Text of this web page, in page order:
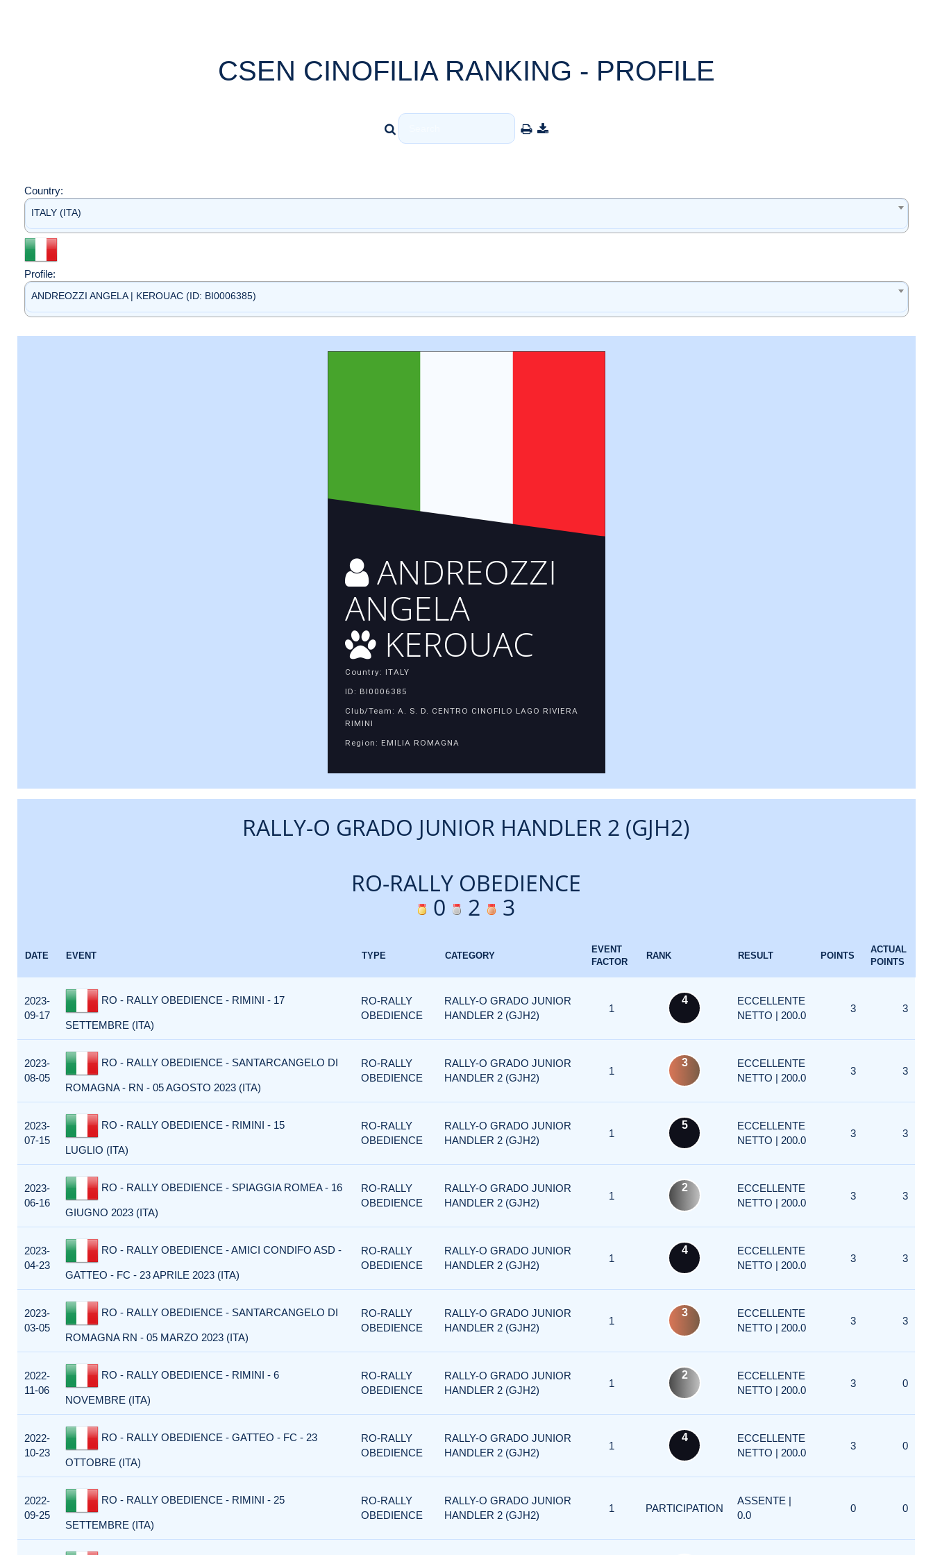
CSEN CINOFILIA RANKING - PROFILE
Country:
ITALY (ITA)
Profile:
ANDREOZZI ANGELA | KEROUAC (ID: BI0006385)
ANDREOZZI
ANGELA
KEROUAC
Country: ITALY
ID: BI0006385
Club/Team: A. S. D. CENTRO CINOFILO LAGO RIVIERA
RIMINI
Region: EMILIA ROMAGNA
RALLY-O GRADO JUNIOR HANDLER 2 (GJH2)
RO-RALLY OBEDIENCE
0
2 3
DATE EVENT TYPE CATEGORY
EVENT
FACTOR
RANK RESULT POINTS
ACTUAL
POINTS
2023-
09-17
RO - RALLY OBEDIENCE - RIMINI - 17
SETTEMBRE (ITA)
RO-RALLY
OBEDIENCE
RALLY-O GRADO JUNIOR
HANDLER 2 (GJH2)
1
4
ECCELLENTE
NETTO | 200.0
3 3
2023-
08-05
RO - RALLY OBEDIENCE - SANTARCANGELO DI
ROMAGNA - RN - 05 AGOSTO 2023 (ITA)
RO-RALLY
OBEDIENCE
RALLY-O GRADO JUNIOR
HANDLER 2 (GJH2)
1
3
ECCELLENTE
NETTO | 200.0
3 3
2023-
07-15
RO - RALLY OBEDIENCE - RIMINI - 15
LUGLIO (ITA)
RO-RALLY
OBEDIENCE
RALLY-O GRADO JUNIOR
HANDLER 2 (GJH2)
1
5
ECCELLENTE
NETTO | 200.0
3 3
2023-
06-16
RO - RALLY OBEDIENCE - SPIAGGIA ROMEA - 16
GIUGNO 2023 (ITA)
RO-RALLY
OBEDIENCE
RALLY-O GRADO JUNIOR
HANDLER 2 (GJH2)
1
2
ECCELLENTE
NETTO | 200.0
3 3
2023-
04-23
RO - RALLY OBEDIENCE - AMICI CONDIFO ASD -
GATTEO - FC - 23 APRILE 2023 (ITA)
RO-RALLY
OBEDIENCE
RALLY-O GRADO JUNIOR
HANDLER 2 (GJH2)
1
4
ECCELLENTE
NETTO | 200.0
3 3
2023-
03-05
RO - RALLY OBEDIENCE - SANTARCANGELO DI
ROMAGNA RN - 05 MARZO 2023 (ITA)
RO-RALLY
OBEDIENCE
RALLY-O GRADO JUNIOR
HANDLER 2 (GJH2)
1
3
ECCELLENTE
NETTO | 200.0
3 3
2022-
11-06
RO - RALLY OBEDIENCE - RIMINI - 6
NOVEMBRE (ITA)
RO-RALLY
OBEDIENCE
RALLY-O GRADO JUNIOR
HANDLER 2 (GJH2)
1
2
ECCELLENTE
NETTO | 200.0
3 0
2022-
10-23
RO - RALLY OBEDIENCE - GATTEO - FC - 23
OTTOBRE (ITA)
RO-RALLY
OBEDIENCE
RALLY-O GRADO JUNIOR
HANDLER 2 (GJH2)
1
4
ECCELLENTE
NETTO | 200.0
3 0
2022-
09-25
RO - RALLY OBEDIENCE - RIMINI - 25
SETTEMBRE (ITA)
RO-RALLY
OBEDIENCE
RALLY-O GRADO JUNIOR
HANDLER 2 (GJH2)
1 PARTICIPATION
ASSENTE |
0.0
0 0